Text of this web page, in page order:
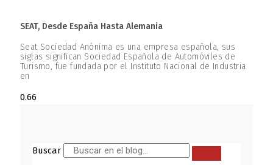
SEAT, Desde España Hasta Alemania
Seat Sociedad Anónima es una empresa española, sus
siglas significan Sociedad Española de Automóviles de
Turismo, fue fundada por el Instituto Nacional de Industria
en
Buscar